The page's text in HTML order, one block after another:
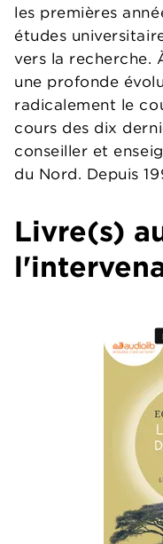
les premières
études
vers la recherche.
une profonde
radicalement le
cours des dix
conseiller et
du Nord. Depuis
Livre(s)